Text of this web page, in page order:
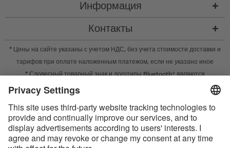
Информация
Контакты
* Цены на сайте указаны с учетом НДС, без учета стоимости доставки и
тарифов при оплате наложенным платежом, если не указано иное
* Словесный товарный знак и логотипы Bluetooth® являются
зарегистрированными товарными знаками Bluetooth SIG, Inc. Компания
Apple, логотип Apple и Apple Watch являются товарными знаками Apple
Inc. Google Play и логотип Google Play являются товарными знаками
Google LLC.